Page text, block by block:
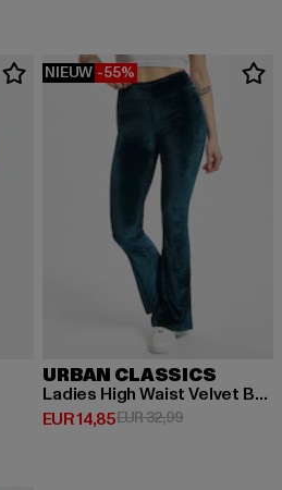
EUR 59,99
NIEUW -55%
URBAN CLASSICS
Ladies High Waist Velvet Boot Cut
EUR 14,85
Huidige prijs: EUR 14,85
EUR 32,99Actieprijs: